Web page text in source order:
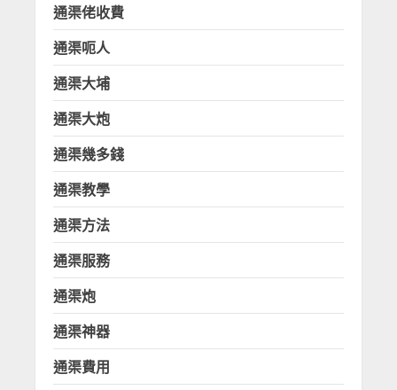
通渠佬收費
通渠呃人
通渠大埔
通渠大炮
通渠幾多錢
通渠教學
通渠方法
通渠服務
通渠炮
通渠神器
通渠費用